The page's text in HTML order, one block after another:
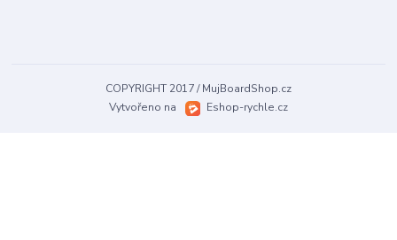
COPYRIGHT 2017 / MujBoardShop.cz
Vytvořeno na
Eshop-rychle.cz